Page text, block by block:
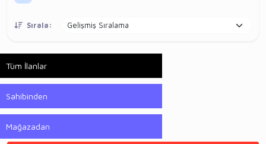
Sırala:
Tüm İlanlar
Sahibinden
Mağazadan